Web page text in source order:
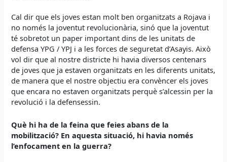
Cal dir que els joves estan molt ben organitzats a Rojava i
no només la joventut revolucionària, sinó que la joventut
té sobretot un paper important dins de les unitats de
defensa YPG / YPJ i a les forces de seguretat d’Asayis. Això
vol dir que al nostre districte hi havia diversos centenars
de joves que ja estaven organitzats en les diferents unitats,
de manera que el nostre objectiu era convèncer els joves
que encara no estaven organitzats perquè s’alcessin per la
revolució i la defensessin.
Què hi ha de la feina que feies abans de la
mobilització? En aquesta situació, hi havia només
l’enfocament en la guerra?